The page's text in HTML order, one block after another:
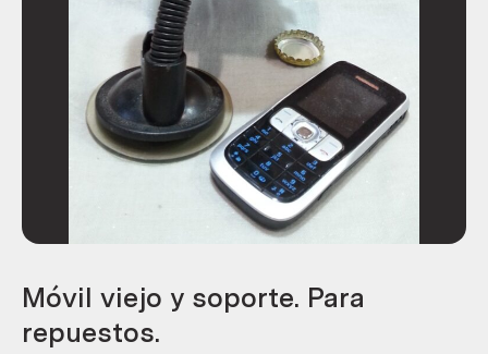
Móvil viejo y soporte. Para
repuestos.